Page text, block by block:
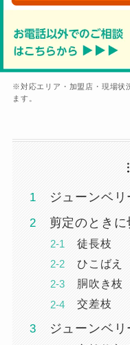
※対応エリア・加盟店・現場状
ます。
ジューンベ
剪定のとき
徒長枝
ひこばえ
胴吹き枝
交差枝
ジューンベ